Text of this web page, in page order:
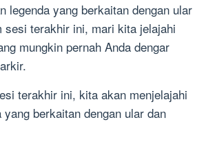
legenda yang berkaitan dengan ular
sesi terakhir ini, mari kita jelajahi
mungkin pernah Anda dengar
terakhir ini, kita akan menjelajahi
berkaitan dengan ular dan